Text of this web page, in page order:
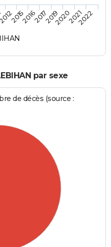
2015201620172019202020212022
par sexe
de décès (source :